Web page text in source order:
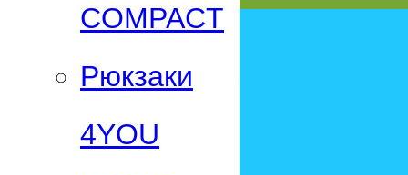
СOMPACT
Рюкзаки
4YOU